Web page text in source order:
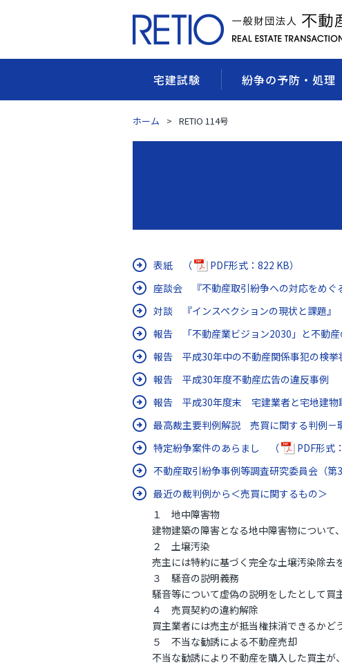
宅建試験 紛争の予防・処理
ホーム RETIO 114号
表紙 （
PDF形式：822 KB）
座談会 『不動産取引紛争への対応をめ
対談 『インスペクションの現状と課題
報告 「不動産業ビジョン2030」と不動
報告 平成30年中の不動産関係事犯の検
報告 平成30年度不動産広告の違反事例
報告 平成30年度末 宅建業者と宅地建
最高裁主要判例解説 売買に関する判例
特定紛争案件のあらまし （
PDF形式
不動産取引紛争事例等調査研究委員会（
最近の裁判例から＜売買に関するもの＞
１ 地中障害物
建物建築の障害となる地中障害物について
２ 土壌汚染
売主には特約に基づく完全な土壌汚染除去
３ 騒音の説明義務
騒音等について虚偽の説明をしたとして買
４ 売買契約の違約解除
買主業者には売主が抵当権抹消できるかど
５ 不当な勧誘による不動産売却
不当な勧誘により不動産を購入した買主が